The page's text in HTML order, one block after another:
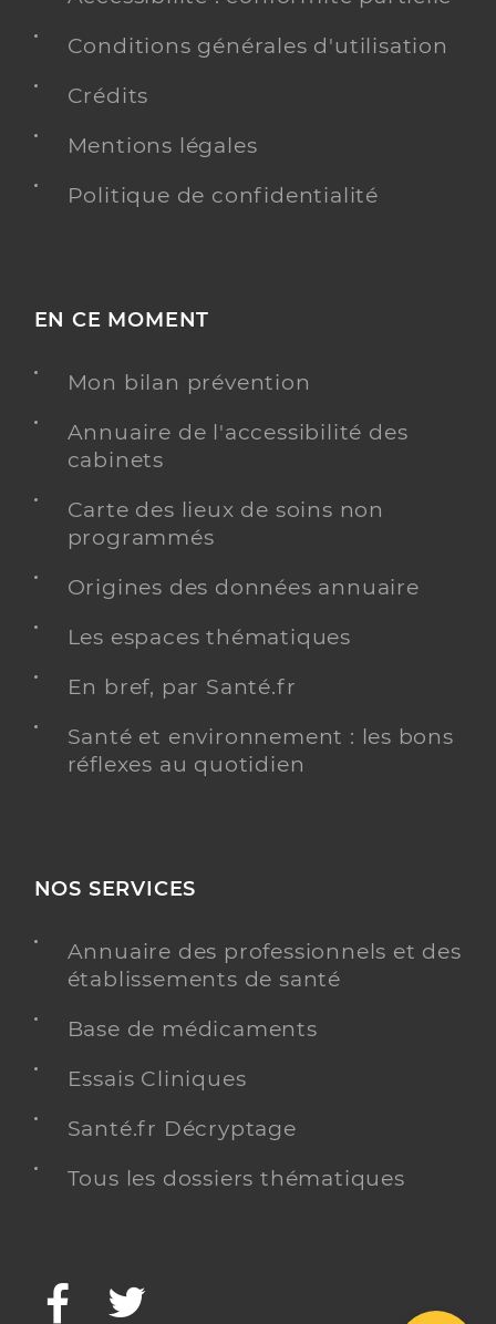
Conditions générales d'utilisation
Crédits
Mentions légales
Politique de confidentialité
EN CE MOMENT
Mon bilan prévention
Annuaire de l'accessibilité des
cabinets
Carte des lieux de soins non
programmés
Origines des données annuaire
Les espaces thématiques
En bref, par Santé.fr
Santé et environnement : les bons
réflexes au quotidien
NOS SERVICES
Annuaire des professionnels et des
établissements de santé
Base de médicaments
Essais Cliniques
Santé.fr Décryptage
Tous les dossiers thématiques
Facebook